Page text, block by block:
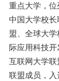
重点大学，位
中国大学校
盟、全球大
际应用科技
互联网大学联
联盟成员，入